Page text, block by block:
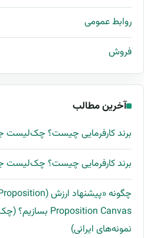
روابط عمومی
فروش
آخرین مطالب
برند کارفرمایی چیست؟ چک‌لیست
برند کارفرمایی چیست؟ چک‌لیست
نمونه‌های ایرانی)